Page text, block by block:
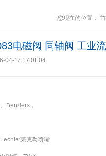
您现在的位置：
电磁阀 同轴阀 工业
04-17 17:01:04
Benzlers，
莱克勒喷嘴